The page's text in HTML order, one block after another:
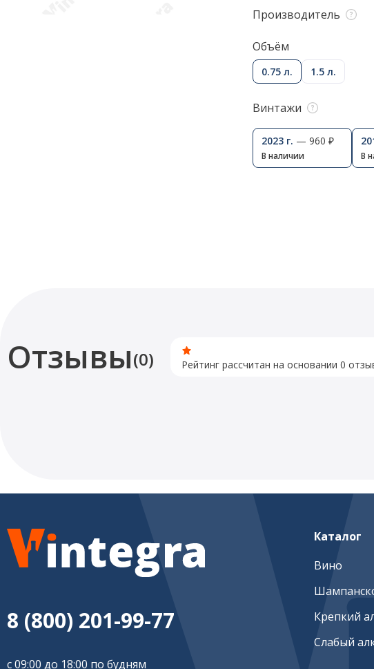
Производитель
Объём
0.75 л. 1.5 л.
Винтажи
2023 г. — 960 ₽
В наличии В
Отзывы(0) Рейтинг рассчитан на основании 0
8 (800) 201-99-77
с 09:00 до 18:00 по будням
Каталог
Вино
Крепкий
Слабый